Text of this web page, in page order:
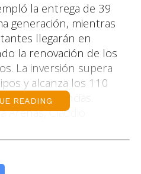
la entrega de 39
generación, mientras
llegarán en
la renovación de los
La inversión supera
y alcanza los 110
las licencias.
Arenas, Claudio
había cumplido
«Es una inversión muy
READING